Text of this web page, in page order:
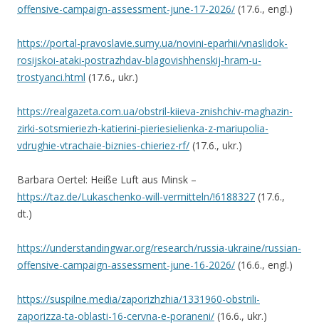
offensive-campaign-assessment-june-17-2026/ (17.6., engl.)
https://portal-pravoslavie.sumy.ua/novini-eparhii/vnaslidok-
rosijskoi-ataki-postrazhdav-blagovishhenskij-hram-u-
trostyanci.html (17.6., ukr.)
https://realgazeta.com.ua/obstril-kiieva-znishchiv-maghazin-
zirki-sotsmieriezh-katierini-pieriesielienka-z-mariupolia-
vdrughie-vtrachaie-biznies-chieriez-rf/ (17.6., ukr.)
Barbara Oertel: Heiße Luft aus Minsk –
https://taz.de/Lukaschenko-will-vermitteln/!6188327 (17.6.,
dt.)
https://understandingwar.org/research/russia-ukraine/russian-
offensive-campaign-assessment-june-16-2026/ (16.6., engl.)
https://suspilne.media/zaporizhzhia/1331960-obstrili-
zaporizza-ta-oblasti-16-cervna-e-poraneni/ (16.6., ukr.)